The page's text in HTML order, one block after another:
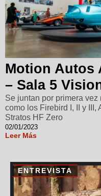
Motion Autos
– Sala 5
Se juntan por primera
como los Firebird I, II y III,
Stratos HF Zero
02/01/2023
Leer Más
ENTREVISTA